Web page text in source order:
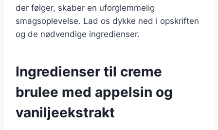
der følger, skaber en uforglemmelig
smagsoplevelse. Lad os dykke ned i opskriften
og de nødvendige ingredienser.
Ingredienser til creme
brulee med appelsin og
vaniljeekstrakt